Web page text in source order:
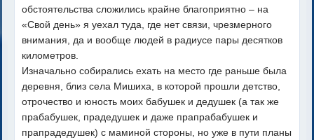
обстоятельства сложились крайне благоприятно – на
«Свой день» я уехал туда, где нет связи, чрезмерного
внимания, да и вообще людей в радиусе пары десятков
километров.
Изначально собирались ехать на место где раньше была
деревня, близ села Мишиха, в которой прошли детство,
отрочество и юность моих бабушек и дедушек (а так же
прабабушек, прадедушек и даже прапрабабушек и
прапрадедушек) с маминой стороны, но уже в пути планы